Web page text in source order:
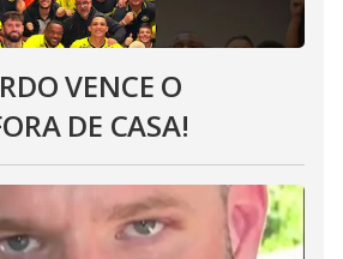
VENCE O
DE CASA!